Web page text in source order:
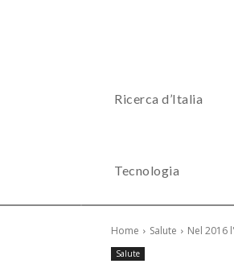
Ricerca d’Italia
Tecnologia
Home Salute Nel 2016
Salute